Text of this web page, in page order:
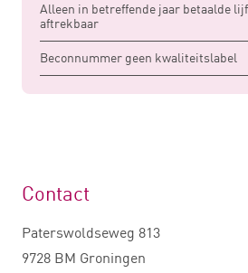
Alleen in betreffende jaar betaalde
aftrekbaar
Beconnummer geen kwaliteitslabel
Contact
Paterswoldseweg 813
9728 BM Groningen